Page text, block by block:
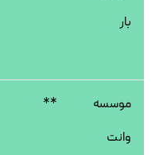
بار
موسسه
وانت
**